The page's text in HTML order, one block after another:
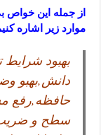
از جمله این خواص
موارد زیر اشاره
بهبود
دانش,بهبو
حافظه,رفع
سطح و ضریب